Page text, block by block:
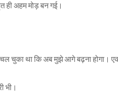
ही अहम मोड़ बन गई।
चुका था कि अब मुझे आगे बढ़ना होगा।
भी।